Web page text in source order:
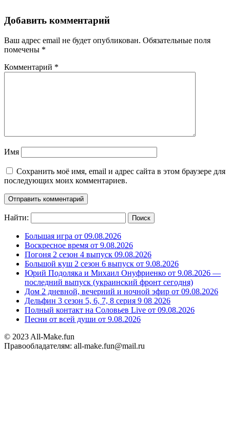
Добавить комментарий
Ваш адрес email не будет опубликован. Обязательные поля
помечены *
Комментарий *
Имя
Сохранить моё имя, email и адрес сайта в этом браузере для
последующих моих комментариев.
Найти:
Большая игра от 09.08.2026
Воскресное время от 9.08.2026
Погоня 2 сезон 4 выпуск 09.08.2026
Большой куш 2 сезон 6 выпуск от 9.08.2026
Юрий Подоляка и Михаил Онуфриенко от 9.08.2026 —
последний выпуск (украинский фронт сегодня)
Дом 2 дневной, вечерний и ночной эфир от 09.08.2026
Дельфин 3 сезон 5, 6, 7, 8 серия 9 08 2026
Полный контакт на Соловьев Live от 09.08.2026
Песни от всей души от 9.08.2026
© 2023 All-Make.fun
Правообладателям: all-make.fun@mail.ru